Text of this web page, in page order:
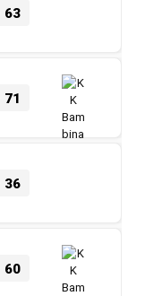
63
71
36
60